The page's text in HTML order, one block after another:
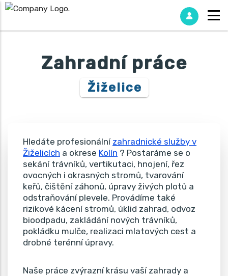
Zahradní práce
Žiželice
Hledáte profesionální zahradnické služby v
Žiželicích a okrese Kolín ? Postaráme se o
sekání trávníků, vertikutaci, hnojení, řez
ovocných i okrasných stromů, tvarování
keřů, čištění záhonů, úpravy živých plotů a
odstraňování plevele. Provádíme také
rizikové kácení stromů, úklid zahrad, odvoz
bioodpadu, zakládání nových trávníků,
pokládku mulče, realizaci mlatových cest a
drobné terénní úpravy.
Naše práce zvýrazní krásu vaší zahrady a